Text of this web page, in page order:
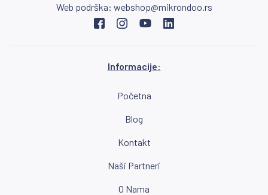
Web podrška: webshop@mikrondoo.rs
Informacije:
Početna
Blog
Kontakt
Naši Partneri
O Nama